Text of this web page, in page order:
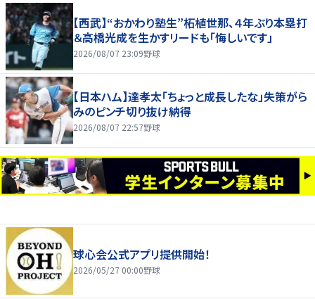
【西武】“おかわり塾生”柘植世那、４年ぶり本塁打
＆高橋光成を生かすリードも「悔しいです」
2026/08/07 23:09野球
【日本ハム】達孝太「ちょっと成長したな」失策がら
みのピンチ切り抜け納得
2026/08/07 22:57野球
球心会公式アプリ提供開始！
2026/05/27 00:00野球